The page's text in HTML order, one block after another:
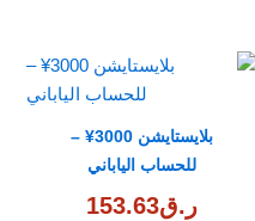
بلايستايشن 3000¥ –
للحساب الياباني
ر.ق153.63